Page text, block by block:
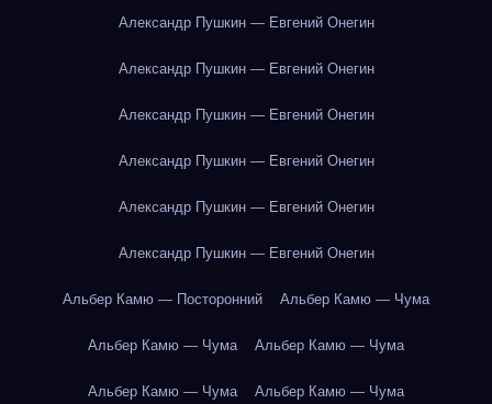
Александр Пушкин — Евгений Онегин
Александр Пушкин — Евгений Онегин
Александр Пушкин — Евгений Онегин
Александр Пушкин — Евгений Онегин
Александр Пушкин — Евгений Онегин
Александр Пушкин — Евгений Онегин
Альбер Камю — Посторонний Альбер Камю — Чума
Альбер Камю — Чума Альбер Камю — Чума
Альбер Камю — Чума Альбер Камю — Чума